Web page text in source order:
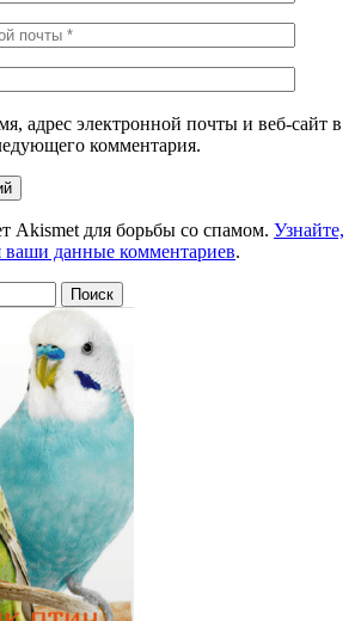
адрес электронной почты и веб-сайт в
комментария.
Akismet для борьбы со спамом. Узнайте,
ваши данные комментариев.